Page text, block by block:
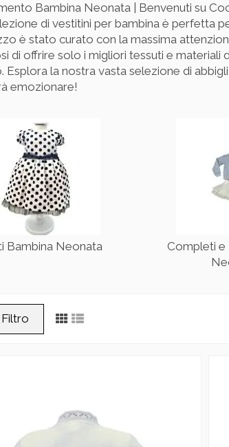
Bambina Neonata | Benvenuti su
di vestitini per bambina è perfetta
è stato curato con la massima
di offrire solo i migliori tessuti e materiali
Esplora la nostra vasta selezione di
emozionare!
Bambina Neonata
Completi e
Filtro